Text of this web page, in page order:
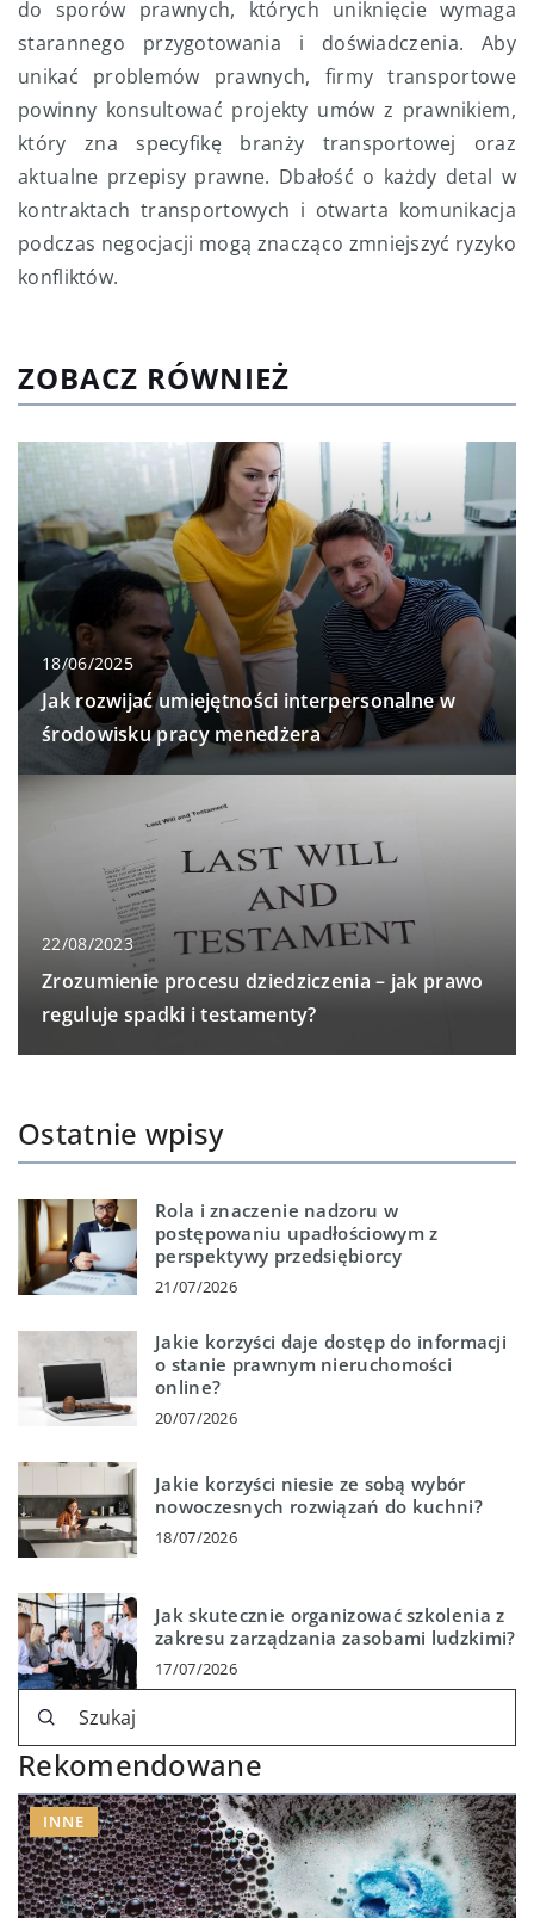
do sporów prawnych, których uniknięcie wymaga
starannego przygotowania i doświadczenia. Aby
unikać problemów prawnych, firmy transportowe
powinny konsultować projekty umów z prawnikiem,
który zna specyfikę branży transportowej oraz
aktualne przepisy prawne. Dbałość o każdy detal w
kontraktach transportowych i otwarta komunikacja
podczas negocjacji mogą znacząco zmniejszyć ryzyko
konfliktów.
ZOBACZ RÓWNIEŻ
18/06/2025
Jak rozwijać umiejętności interpersonalne w
środowisku pracy menedżera
22/08/2023
Zrozumienie procesu dziedziczenia – jak prawo
reguluje spadki i testamenty?
Ostatnie wpisy
Rola i znaczenie nadzoru w
postępowaniu upadłościowym z
perspektywy przedsiębiorcy
21/07/2026
Jakie korzyści daje dostęp do informacji
o stanie prawnym nieruchomości
online?
20/07/2026
Jakie korzyści niesie ze sobą wybór
nowoczesnych rozwiązań do kuchni?
18/07/2026
Jak skutecznie organizować szkolenia z
zakresu zarządzania zasobami ludzkimi?
17/07/2026
Rekomendowane
INNE